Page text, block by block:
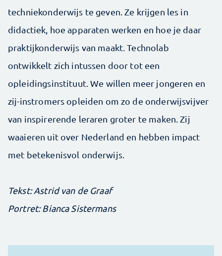
techniekonderwijs te ­geven. Ze krijgen les in
didactiek, hoe apparaten werken en hoe je daar
praktijkonderwijs van maakt. Technolab
ontwikkelt zich intussen door tot een
opleidingsinstituut. We willen meer jongeren en
zij-instromers opleiden om zo de onderwijsvijver
van inspirerende leraren groter te maken. Zij
waaieren uit over Nederland en hebben ­impact
met betekenisvol onderwijs.
Tekst: Astrid van de Graaf
Portret: Bianca Sistermans